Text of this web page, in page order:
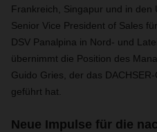
Frankreich, Singapur und in den
Senior Vice President of Sales
DSV Panalpina in Nord- und
übernimmt die Position des
Guido Gries, der das
geführt hat.
Neue Impulse für die